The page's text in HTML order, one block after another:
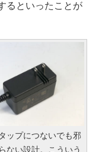
るといったことが
ップにつないでも邪
ない設計。こういう